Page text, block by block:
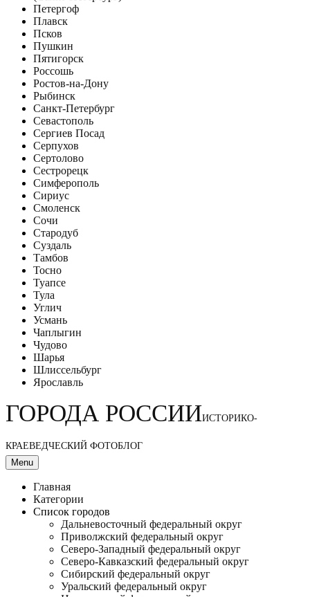
Петергоф
Плавск
Псков
Пушкин
Пятигорск
Россошь
Ростов-на-Дону
Рыбинск
Санкт-Петербург
Севастополь
Сергиев Посад
Серпухов
Сертолово
Сестрорецк
Симферополь
Сириус
Смоленск
Сочи
Стародуб
Суздаль
Тамбов
Тосно
Туапсе
Тула
Углич
Усмань
Чаплыгин
Чудово
Шарья
Шлиссельбург
Ярославль
ГОРОДА РОССИИИСТОРИКО-
КРАЕВЕДЧЕСКИЙ ФОТОБЛОГ
Menu
Главная
Категории
Список городов
Дальневосточный федеральный округ
Приволжский федеральный округ
Северо-Западный федеральный округ
Северо-Кавказский федеральный округ
Сибирский федеральный округ
Уральский федеральный округ